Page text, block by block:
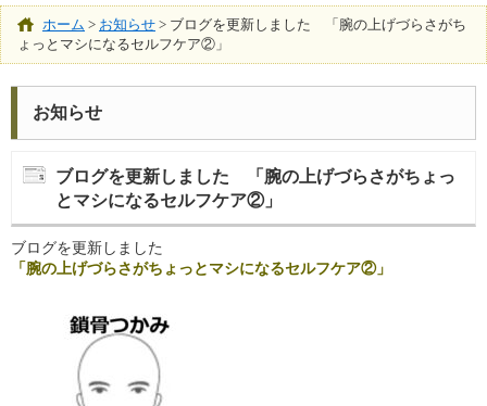
ホーム > お知らせ > ブログを更新しました 「腕の上げづらさがち
ょっとマシになるセルフケア②」
お知らせ
ブログを更新しました 「腕の上げづらさがちょっ
とマシになるセルフケア②」
ブログを更新しました
「腕の上げづらさがちょっとマシになるセルフケア②」